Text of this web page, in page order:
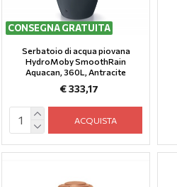
CONSEGNA GRATUITA
Serbatoio di acqua piovana
HydroMoby SmoothRain
Aquacan, 360L, Antracite
€ 333,17
ACQUISTA